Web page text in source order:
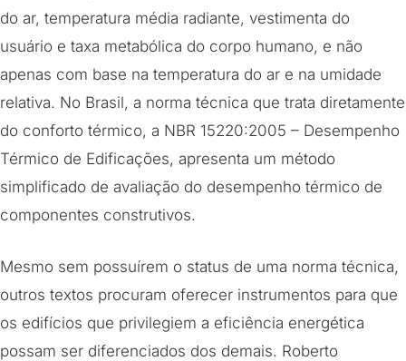
do ar, temperatura média radiante, vestimenta do
usuário e taxa metabólica do corpo humano, e não
apenas com base na temperatura do ar e na umidade
relativa. No Brasil, a norma técnica que trata diretamente
do conforto térmico, a NBR 15220:2005 – Desempenho
Térmico de Edificações, apresenta um método
simplificado de avaliação do desempenho térmico de
componentes construtivos.
Mesmo sem possuírem o status de uma norma técnica,
outros textos procuram oferecer instrumentos para que
os edifícios que privilegiem a eficiência energética
possam ser diferenciados dos demais. Roberto